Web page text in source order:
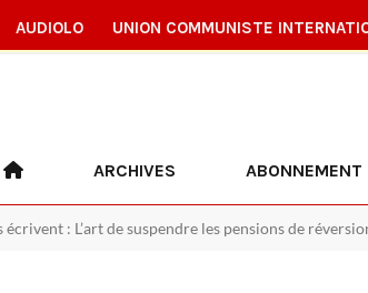
AUDIOLO UNION COMMUNISTE
ARCHIVES ABONNEMENT
écrivent : L’art de suspendre les pensions de